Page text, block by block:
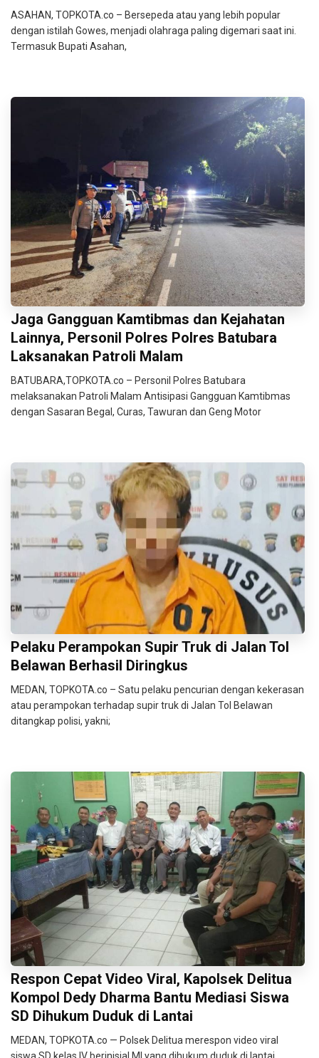
ASAHAN, TOPKOTA.co – Bersepeda atau yang lebih popular
dengan istilah Gowes, menjadi olahraga paling digemari saat ini.
Termasuk Bupati Asahan,
Jaga Gangguan Kamtibmas dan Kejahatan
Lainnya, Personil Polres Polres Batubara
Laksanakan Patroli Malam
BATUBARA,TOPKOTA.co – Personil Polres Batubara
melaksanakan Patroli Malam Antisipasi Gangguan Kamtibmas
dengan Sasaran Begal, Curas, Tawuran dan Geng Motor
Pelaku Perampokan Supir Truk di Jalan Tol
Belawan Berhasil Diringkus
MEDAN, TOPKOTA.co – Satu pelaku pencurian dengan kekerasan
atau perampokan terhadap supir truk di Jalan Tol Belawan
ditangkap polisi, yakni;
Respon Cepat Video Viral, Kapolsek Delitua
Kompol Dedy Dharma Bantu Mediasi Siswa
SD Dihukum Duduk di Lantai
MEDAN, TOPKOTA.co — Polsek Delitua merespon video viral